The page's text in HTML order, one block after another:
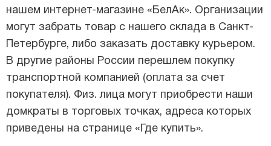
нашем интернет-магазине «БелАк». Организации
могут забрать товар с нашего склада в Санкт-
Петербурге, либо заказать доставку курьером.
В другие районы России перешлем покупку
транспортной компанией (оплата за счет
покупателя). Физ. лица могут приобрести наши
домкраты в торговых точках, адреса которых
приведены на странице «Где купить».